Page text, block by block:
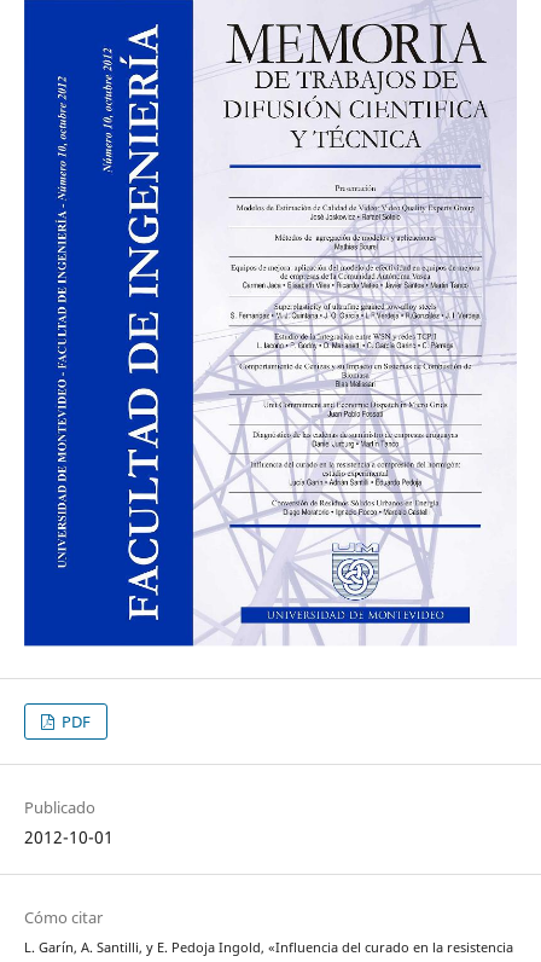
PDF
Publicado
2012-10-01
Cómo citar
L. Garín, A. Santilli, y E. Pedoja Ingold, «Influencia del curado en la resistencia